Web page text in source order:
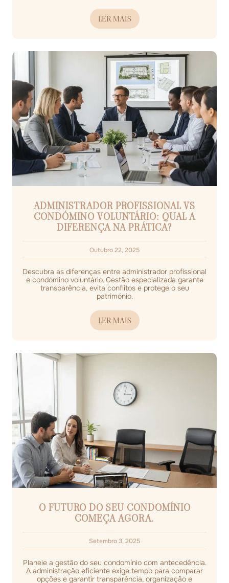
LER MAIS
ADMINISTRADOR PROFISSIONAL VS
CONDÓMINO VOLUNTÁRIO: QUAL A
DIFERENÇA NA PRÁTICA?
Outubro 22, 2025
Descubra as diferenças entre administrador profissional
e condómino voluntário. Gestão especializada garante
transparência, evita conflitos e protege o seu
património.
LER MAIS
O FUTURO DO SEU CONDOMÍNIO
COMEÇA AGORA.
Setembro 3, 2025
Planeie a gestão do seu condomínio com antecedência.
A administração eficiente exige tempo para comparar
opções e garantir transparência, organização e